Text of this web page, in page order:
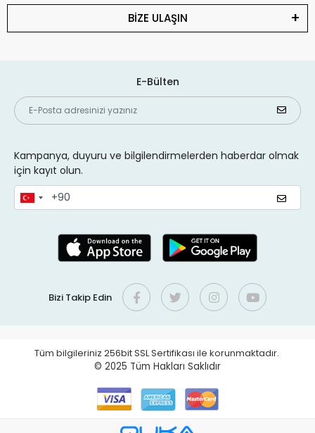
BİZE ULAŞIN
E-Bülten
Kampanya, duyuru ve bilgilendirmelerden haberdar olmak
için kayıt olun.
Bizi Takip Edin
Tüm bilgileriniz 256bit SSL Sertifikası ile korunmaktadır.
© 2025 Tüm Hakları Saklıdır